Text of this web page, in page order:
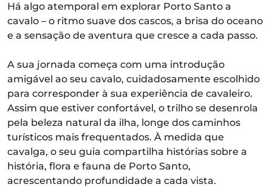
Há algo atemporal em explorar Porto Santo a
cavalo – o ritmo suave dos cascos, a brisa do oceano
e a sensação de aventura que cresce a cada passo.
A sua jornada começa com uma introdução
amigável ao seu cavalo, cuidadosamente escolhido
para corresponder à sua experiência de cavaleiro.
Assim que estiver confortável, o trilho se desenrola
pela beleza natural da ilha, longe dos caminhos
turísticos mais frequentados. À medida que
cavalga, o seu guia compartilha histórias sobre a
história, flora e fauna de Porto Santo,
acrescentando profundidade a cada vista.